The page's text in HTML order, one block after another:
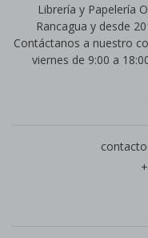
Librería y Papelería
Rancagua y desde
Contáctanos a nuestro
viernes de 9:00 a